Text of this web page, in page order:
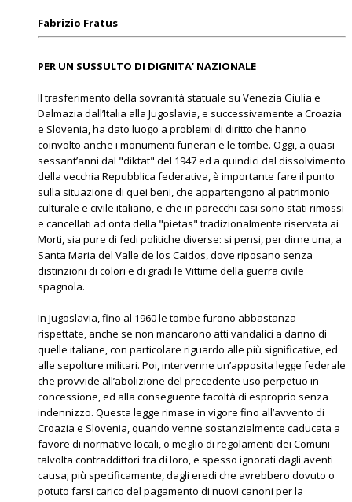
Fabrizio Fratus
PER UN SUSSULTO DI DIGNITA’ NAZIONALE
Il trasferimento della sovranità statuale su Venezia Giulia e
Dalmazia dall’Italia alla Jugoslavia, e successivamente a Croazia
e Slovenia, ha dato luogo a problemi di diritto che hanno
coinvolto anche i monumenti funerari e le tombe. Oggi, a quasi
sessant’anni dal "diktat" del 1947 ed a quindici dal dissolvimento
della vecchia Repubblica federativa, è importante fare il punto
sulla situazione di quei beni, che appartengono al patrimonio
culturale e civile italiano, e che in parecchi casi sono stati rimossi
e cancellati ad onta della "pietas" tradizionalmente riservata ai
Morti, sia pure di fedi politiche diverse: si pensi, per dirne una, a
Santa Maria del Valle de los Caidos, dove riposano senza
distinzioni di colori e di gradi le Vittime della guerra civile
spagnola.
In Jugoslavia, fino al 1960 le tombe furono abbastanza
rispettate, anche se non mancarono atti vandalici a danno di
quelle italiane, con particolare riguardo alle più significative, ed
alle sepolture militari. Poi, intervenne un’apposita legge federale
che provvide all’abolizione del precedente uso perpetuo in
concessione, ed alla conseguente facoltà di esproprio senza
indennizzo. Questa legge rimase in vigore fino all’avvento di
Croazia e Slovenia, quando venne sostanzialmente caducata a
favore di normative locali, o meglio di regolamenti dei Comuni
talvolta contraddittori fra di loro, e spesso ignorati dagli aventi
causa; più specificamente, dagli eredi che avrebbero dovuto o
potuto farsi carico del pagamento di nuovi canoni per la